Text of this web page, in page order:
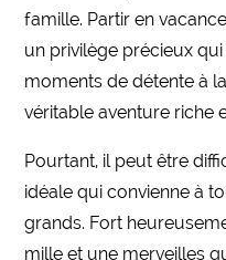
famille. Partir en
un privilège précieux
moments de détente à
véritable aventure riche
Pourtant, il peut être
idéale qui convienne à
grands. Fort
mille et une merveilles